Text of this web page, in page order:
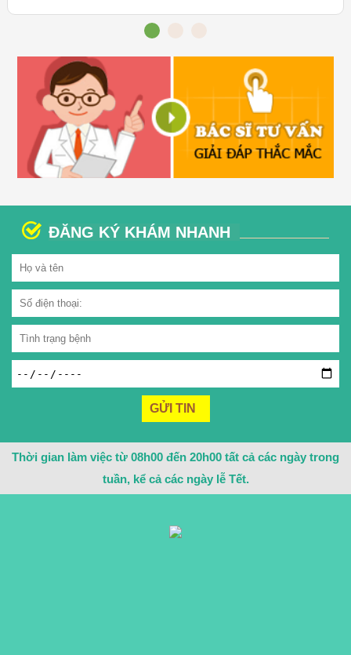
ĐĂNG KÝ KHÁM NHANH
Thời gian làm việc từ 08h00 đến 20h00 tất cả các ngày trong
tuần, kể cả các ngày lễ Tết.